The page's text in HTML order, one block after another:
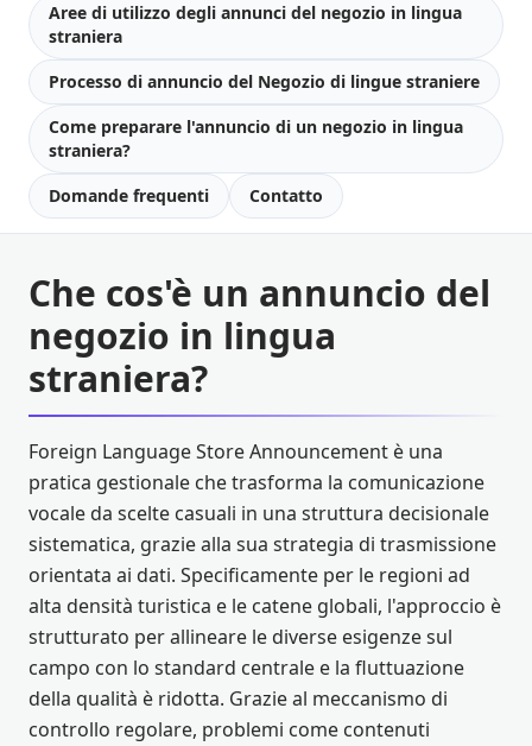
Aree di utilizzo degli annunci del negozio in lingua
straniera
Processo di annuncio del Negozio di lingue straniere
Come preparare l'annuncio di un negozio in lingua
straniera?
Domande frequenti
Contatto
Che cos'è un annuncio del
negozio in lingua
straniera?
Foreign Language Store Announcement è una
pratica gestionale che trasforma la comunicazione
vocale da scelte casuali in una struttura decisionale
sistematica, grazie alla sua strategia di trasmissione
orientata ai dati. Specificamente per le regioni ad
alta densità turistica e le catene globali, l'approccio è
strutturato per allineare le diverse esigenze sul
campo con lo standard centrale e la fluttuazione
della qualità è ridotta. Grazie al meccanismo di
controllo regolare, problemi come contenuti